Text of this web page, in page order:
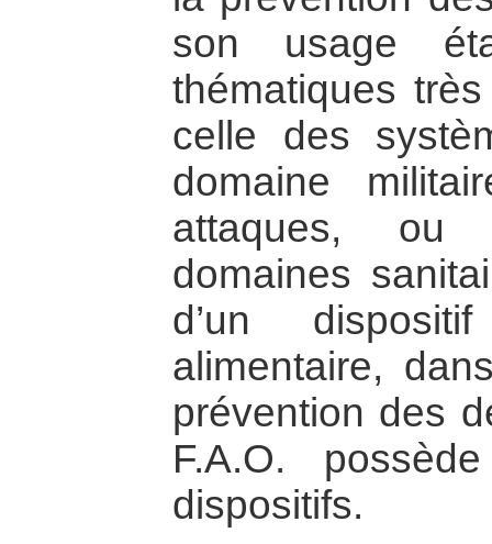
son usage
thématiques
celle des
domaine
attaques,
domaines
d’un
alimentaire,
prévention des
F.A.O.
dispositifs.